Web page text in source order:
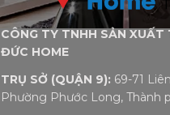
CÔNG TY TNHH SẢN XUẤT
ĐỨC HOME
TRỤ SỞ (QUẬN 9): 69-71
Phường Phước Long, Thành